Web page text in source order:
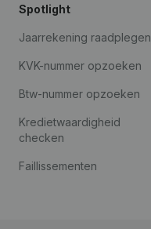
Spotlight
Jaarrekening raadplegen
KVK-nummer opzoeken
Btw-nummer opzoeken
Kredietwaardigheid
checken
Faillissementen